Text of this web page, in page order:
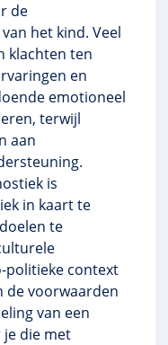
de
het kind. Veel
klachten ten
en
emotioneel
terwijl
aan
is
in kaart te
te
politieke context
de voorwaarden
van een
die met